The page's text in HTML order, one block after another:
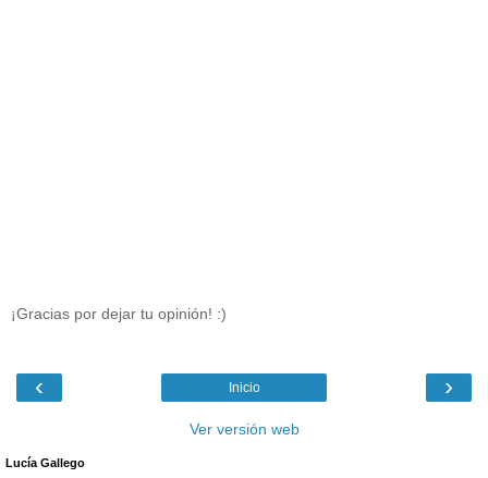
¡Gracias por dejar tu opinión! :)
‹ ›
Inicio
Ver versión web
Lucía Gallego